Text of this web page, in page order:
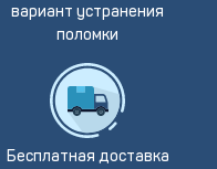
вариант устранения
поломки
Бесплатная доставка